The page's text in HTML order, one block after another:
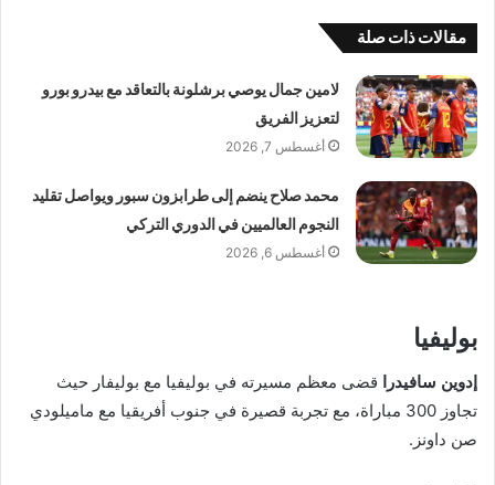
مقالات ذات صلة
لامين جمال يوصي برشلونة بالتعاقد مع بيدرو بورو
لتعزيز الفريق
أغسطس 7, 2026
محمد صلاح ينضم إلى طرابزون سبور ويواصل تقليد
النجوم العالميين في الدوري التركي
أغسطس 6, 2026
بوليفيا
إدوين سافيدرا
قضى معظم مسيرته في بوليفيا مع بوليفار حيث
تجاوز 300 مباراة، مع تجربة قصيرة في جنوب أفريقيا مع ماميلودي
صن داونز.